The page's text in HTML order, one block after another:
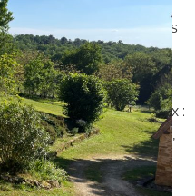
du Périgord Vert, cette
à proximité de Thiviers
de patrimoine et
des espaces chaleureux :
quatre chambres,
typiquement
simplicité — les